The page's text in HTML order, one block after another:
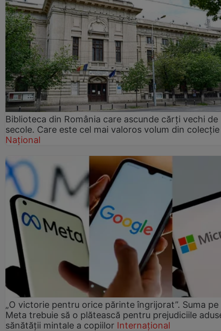
Biblioteca din România care ascunde cărți vechi de
secole. Care este cel mai valoros volum din colecție
Național
„O victorie pentru orice părinte îngrijorat”. Suma pe
Meta trebuie să o plătească pentru prejudiciile
sănătății mintale a copiilor Internațional